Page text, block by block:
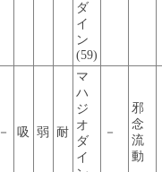
ダ
イ
ン
(59)
－ 吸 弱 耐
マ
ハ
ジ
オ
ダ
イ
－
邪
念
流
動